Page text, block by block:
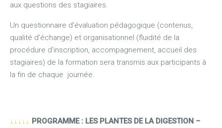
aux questions des stagiaires.
Un questionnaire d’évaluation pédagogique (contenus,
qualité d’échange) et organisationnel (fluidité de la
procédure d’inscription, accompagnement, accueil des
stagiaires) de la formation sera transmis aux participants à
la fin de chaque journée.
↓↓↓↓↓ PROGRAMME : LES PLANTES DE LA DIGESTION –